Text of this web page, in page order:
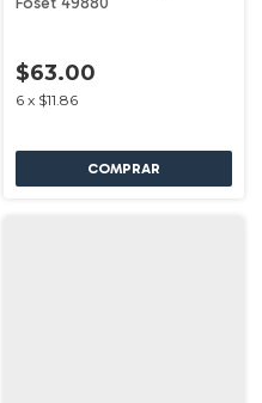
$63.00
6 x $11.86